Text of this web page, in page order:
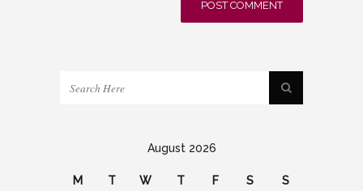
August 2026
M T W T F S
S